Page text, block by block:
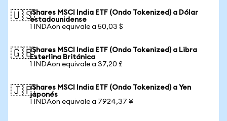
🇺🇸iShares MSCI India ETF (Ondo Tokenized) a Dólar
estadounidense
1 INDAon equivale a 50,03 $
🇬🇧iShares MSCI India ETF (Ondo Tokenized) a Libra
Esterlina Británica
1 INDAon equivale a 37,20 £
🇯🇵iShares MSCI India ETF (Ondo Tokenized) a Yen
japonés
1 INDAon equivale a 7924,37 ¥